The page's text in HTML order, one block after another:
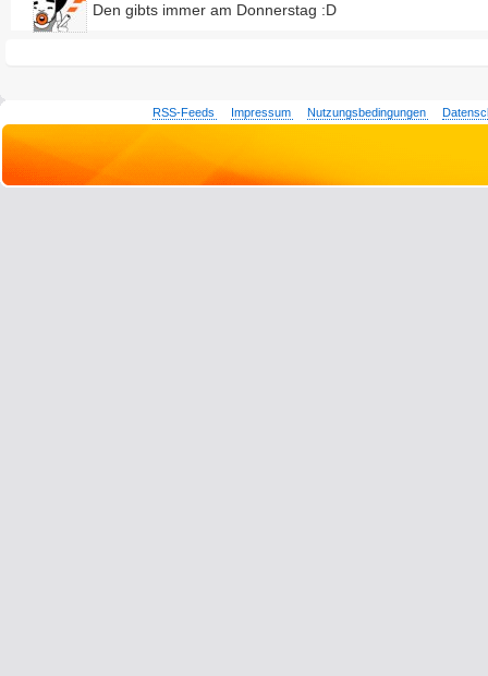
Den gibts immer am Donnerstag :D
RSS-Feeds Impressum Nutzungsbedingungen